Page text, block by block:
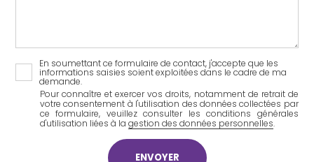
RGPD En soumettant ce formulaire de contact, j'accepte que les
informations saisies soient exploitées dans le cadre de ma
demande.
Pour connaître et exercer vos droits, notamment de retrait de
votre consentement à l'utilisation des données collectées par
ce formulaire, veuillez consulter les conditions générales
d'utilisation liées à la gestion des données personnelles.